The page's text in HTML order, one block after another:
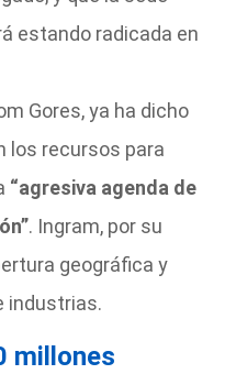
estando radicada en
Gores, ya ha dicho
los recursos para
“agresiva agenda de
. Ingram, por su
geográfica y
industrias.
millones